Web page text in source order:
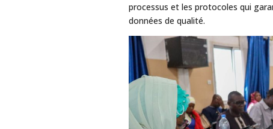
processus et les protocoles qui
données de qualité.